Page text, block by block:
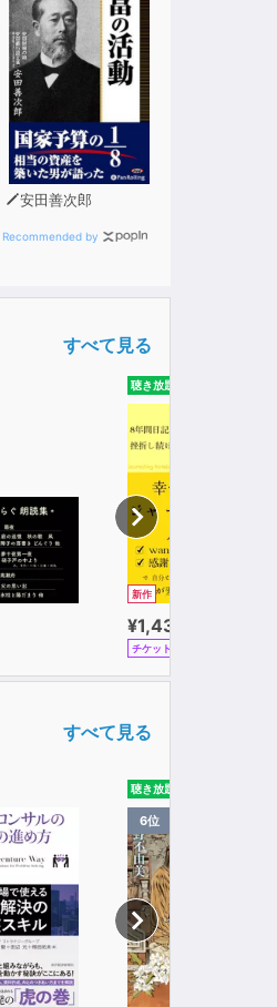
安田善次郎
Recommended by
すべて見る
聴き放題
新作
¥1,430
チケット
すべて見る
聴き放題
6位